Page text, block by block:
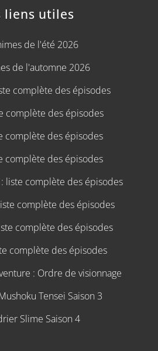
liens utiles
de l'été 2026
de l'automne 2026
complète des épisodes
complète des épisodes
complète des épisodes
complète des épisodes
liste complète des épisodes
complète des épisodes
complète des épisodes
complète des épisodes
: Ordre de visionnage
Tensei Saison 3
Slime Saison 4